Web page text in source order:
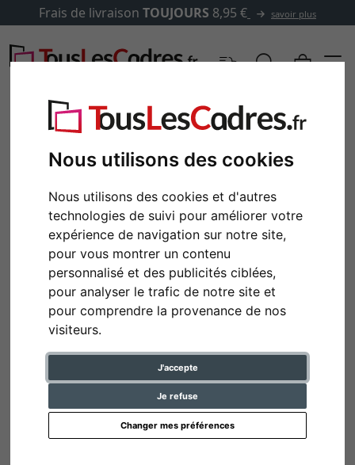
Nous utilisons des cookies
Nous utilisons des cookies et d'autres
technologies de suivi pour améliorer votre
expérience de navigation sur notre site,
pour vous montrer un contenu
personnalisé et des publicités ciblées,
pour analyser le trafic de notre site et
pour comprendre la provenance de nos
visiteurs.
J'accepte
Je refuse
Changer mes préférences
Frais de livraison TOUJOURS 8,95 € savoir plus